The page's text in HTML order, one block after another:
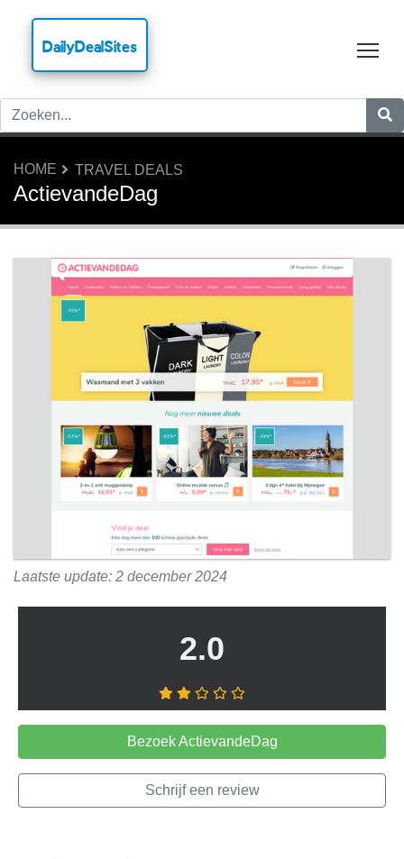
DailyDealSites
HOME TRAVEL DEALS
ActievandeDag
Laatste update: 2 december 2024
2.0
Bezoek ActievandeDag
Schrijf een review